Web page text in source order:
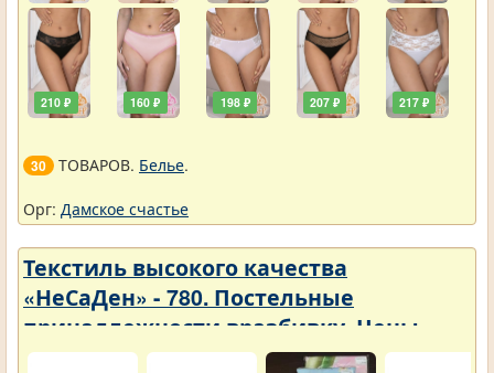
210 ₽ 160 ₽ 198 ₽ 207 ₽ 217 ₽
30 ТОВАРОВ. Белье.
Орг: Дамское счастье
Текстиль высокого качества
«НеСаДен» - 780. Постельные
принадлежности вразбивку. Цены
упали